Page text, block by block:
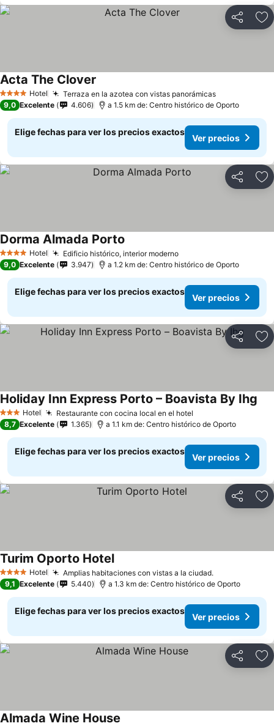
Compartir
4 EstrellasHotel Terraza en la azotea con vistas panorámicas
Acta The Clover
9,0 Excelente 4.606 a 1.5 km de: Centro histórico de Oporto
Elige fechas para ver los precios exactos
Ver precios
Compartir
4 EstrellasHotel Edificio histórico, interior moderno
Dorma Almada Porto
9,0 Excelente 3.947 a 1.2 km de: Centro histórico de Oporto
Elige fechas para ver los precios exactos
Ver precios
Compartir
3 Estrellas
Hotel Restaurante con cocina local en el hotel
Holiday Inn Express Porto – Boavista By Ihg
8,7 Excelente 1.365 a 1.1 km de: Centro histórico de Oporto
Elige fechas para ver los precios exactos
Ver precios
Compartir
4 EstrellasHotel Amplias habitaciones con vistas a la ciudad.
Turim Oporto Hotel
9,1 Excelente 5.440 a 1.3 km de: Centro histórico de Oporto
Elige fechas para ver los precios exactos
Ver precios
Compartir
Almada Wine House